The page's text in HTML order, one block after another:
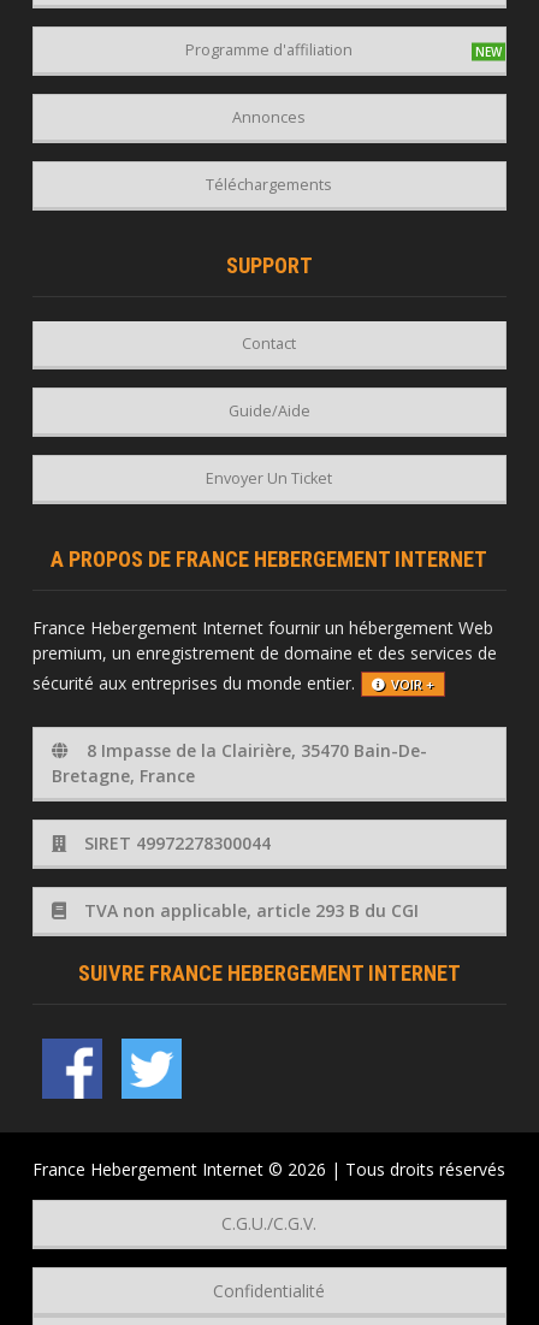
Programme d'affiliation
Annonces
Téléchargements
SUPPORT
Contact
Envoyer Un Ticket
Guide/Aide
A PROPOS DE FRANCE HEBERGEMENT INTERNET
France Hebergement Internet fournir un hébergement Web
premium, un enregistrement de domaine et des services de
sécurité aux entreprises du monde entier.
VOIR +
8 Impasse de la Clairière, 35470 Bain-De-
Bretagne, France
SIRET 49972278300044
TVA non applicable, article 293 B du CGI
SUIVRE FRANCE HEBERGEMENT INTERNET
France Hebergement Internet © 2026 | Tous droits réservés
C.G.U./C.G.V.
Confidentialité